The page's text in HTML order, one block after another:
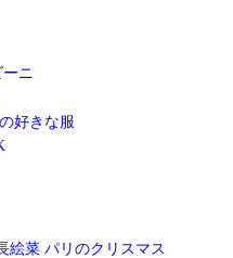
ニ
好きな服
絵菜 パリのクリスマス